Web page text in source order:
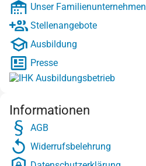
Unser Familienunternehmen
Stellenangebote
Ausbildung
Presse
Informationen
AGB
Widerrufsbelehrung